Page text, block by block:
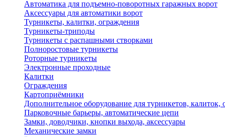
Автоматика для подъемно-поворотных гаражных ворот
Аксессуары для автоматики ворот
Турникеты, калитки, ограждения
Турникеты-триподы
Турникеты с распашными створками
Полноростовые турникеты
Роторные турникеты
Электронные проходные
Калитки
Ограждения
Картоприёмники
Дополнительное оборудование для турникетов, калиток,
Парковочные барьеры, автоматические цепи
Замки, доводчики, кнопки выхода, аксессуары
Механические замки